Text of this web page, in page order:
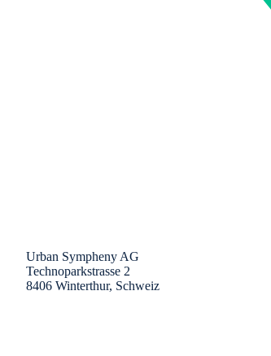
Urban Sympheny AG
Technoparkstrasse 2
8406 Winterthur, Schweiz